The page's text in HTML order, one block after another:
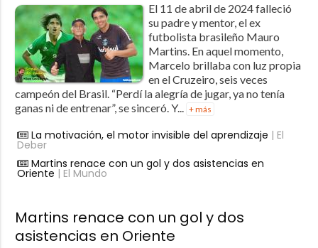
El 11 de abril de 2024 falleció
su padre y mentor, el ex
futbolista brasileño Mauro
Martins. En aquel momento,
Marcelo brillaba con luz propia
en el Cruzeiro, seis veces
campeón del Brasil. “Perdí la alegría de jugar, ya no tenía
ganas ni de entrenar”, se sinceró. Y... + más
La motivación, el motor invisible del aprendizaje | El
Deber
Martins renace con un gol y dos asistencias en
Oriente | El Mundo
Martins renace con un gol y dos
asistencias en Oriente